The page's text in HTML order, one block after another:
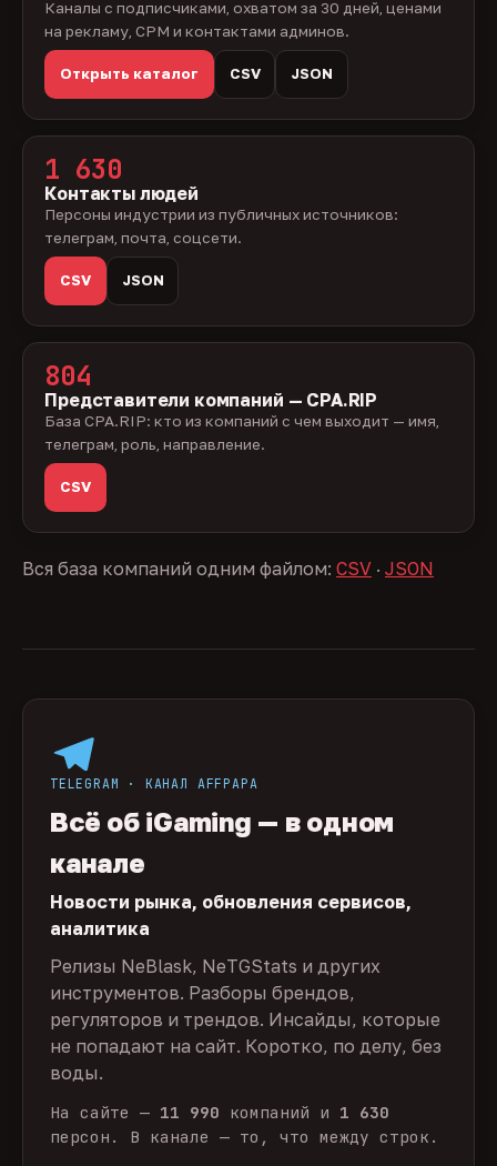
Каналы с подписчиками, охватом за 30 дней, ценами
на рекламу, CPM и контактами админов.
Открыть каталог CSV JSON
1 630
Контакты людей
Персоны индустрии из публичных источников:
телеграм, почта, соцсети.
CSV JSON
804
Представители компаний — CPA.RIP
База CPA.RIP: кто из компаний с чем выходит — имя,
телеграм, роль, направление.
CSV
Вся база компаний одним файлом: CSV · JSON
TELEGRAM · КАНАЛ AFFPAPA
Всё об iGaming — в одном
канале
Новости рынка, обновления сервисов,
аналитика
Релизы NeBlask, NeTGStats и других
инструментов. Разборы брендов,
регуляторов и трендов. Инсайды, которые
не попадают на сайт. Коротко, по делу, без
воды.
На сайте — 11 990 компаний и 1 630
персон. В канале — то, что между строк.